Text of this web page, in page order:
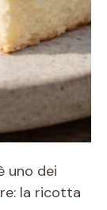
uno dei
la ricotta